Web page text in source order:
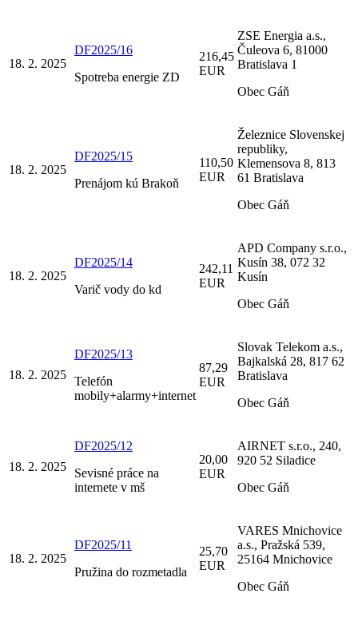
18. 2. 2025
DF2025/16
Spotreba energie ZD
216,45
EUR
ZSE Energia a.s.,
Čuleova 6, 81000
Bratislava 1
Obec Gáň
18. 2. 2025
DF2025/15
Prenájom kú Brakoň
110,50
EUR
Železnice Slovenskej
republiky,
Klemensova 8, 813
61 Bratislava
Obec Gáň
18. 2. 2025
DF2025/14
Varič vody do kd
242,11
EUR
APD Company s.r.o.,
Kusín 38, 072 32
Kusín
Obec Gáň
18. 2. 2025
DF2025/13
Telefón
mobily+alarmy+internet
87,29
EUR
Slovak Telekom a.s.,
Bajkalská 28, 817 62
Bratislava
Obec Gáň
18. 2. 2025
DF2025/12
Sevisné práce na
internete v mš
20,00
EUR
AIRNET s.r.o., 240,
920 52 Siladice
Obec Gáň
18. 2. 2025
DF2025/11
Pružina do rozmetadla
25,70
EUR
VARES Mnichovice
a.s., Pražská 539,
25164 Mnichovice
Obec Gáň